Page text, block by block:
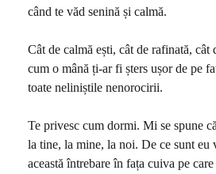
când te văd senină și calmă.
Cât de calmă ești, cât de rafinată, cât
cum o mână ți-ar fi șters ușor de pe
toate neliniștile nenorocirii.
Te privesc cum dormi. Mi se spune
la tine, la mine, la noi. De ce sunt eu
această întrebare în fața cuiva pe